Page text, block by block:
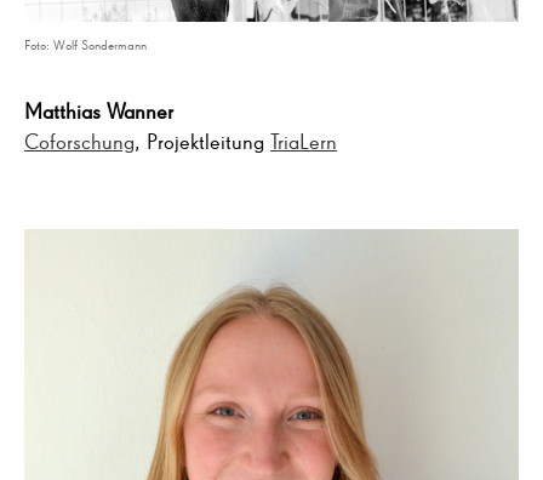
Foto: Wolf Sondermann
Matthias Wanner
Coforschung, Projektleitung TriaLern